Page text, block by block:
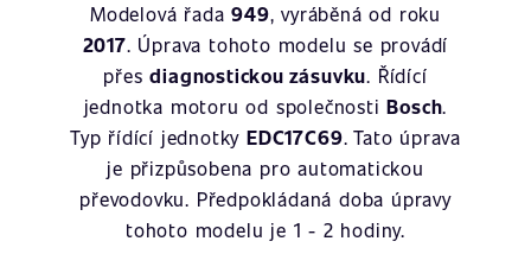
Modelová řada949, vyráběná od roku
2017. Úprava tohoto modelu se provádí
přesdiagnostickou zásuvku. Řídící
jednotka motoru od společnostiBosch.
Typ řídící jednotkyEDC17C69. Tato úprava
je přizpůsobena pro automatickou
převodovku. Předpokládaná doba úpravy
tohoto modelu je 1 - 2 hodiny.